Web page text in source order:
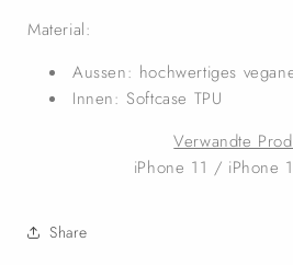
Material:
Aussen: hochwertiges
Innen: Softcase TPU
Verwandte
iPhone 11 / iPhone
Share